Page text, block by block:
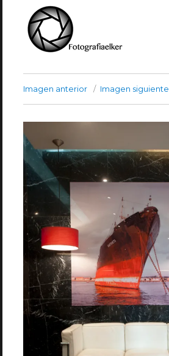
Fotografía Elker
Imagen anterior Imagen siguiente